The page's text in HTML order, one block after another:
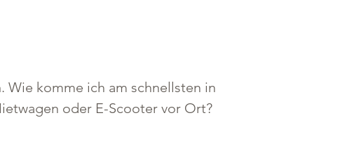
Wie komme ich am schnellsten in
oder E-Scooter vor Ort?